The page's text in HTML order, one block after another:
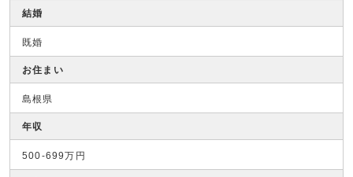
結婚
既婚
お住まい
島根県
年収
500-699万円